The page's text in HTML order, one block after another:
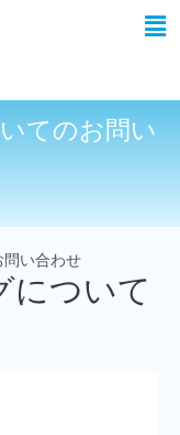
てのお問い
問い合わせ
について